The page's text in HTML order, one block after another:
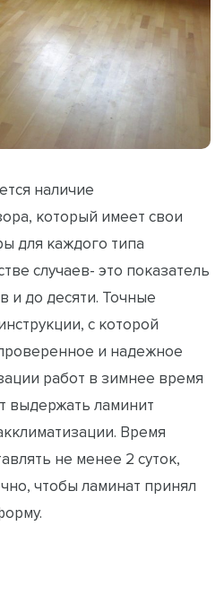
наличие
который имеет свои
для каждого типа
случаев- это показатель
и до десяти. Точные
с которой
и надежное
работ в зимнее время
выдержать ламинит
Время
не менее 2 суток,
чтобы ламинат принял